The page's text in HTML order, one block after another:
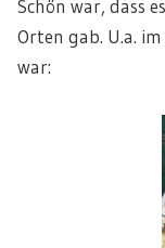
Schön war, dass
Orten gab. U.a.
war: